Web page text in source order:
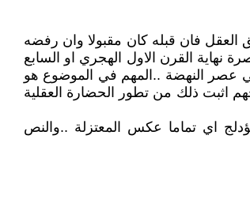
العقل فان قبله كان مقبولا وان رفضه
عام اي منذ انطلاق هذه المدرسة من البصرة نهاية القرن الاول الهجري او السابع
عصر النهضة ..المهم في الموضوع هو
اثبت ذلك من تطور الحضارة العقلية
اي تماما عكس المعتزلة ..والنص